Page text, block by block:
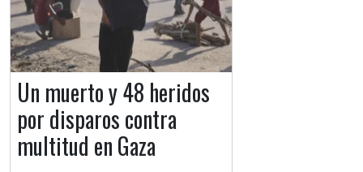
Un muerto y 48 heridos
por disparos contra
multitud en Gaza